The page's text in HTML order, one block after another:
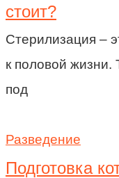
стоит?
Стерилизация –
к половой жизни.
под
Разведение
Подготовка